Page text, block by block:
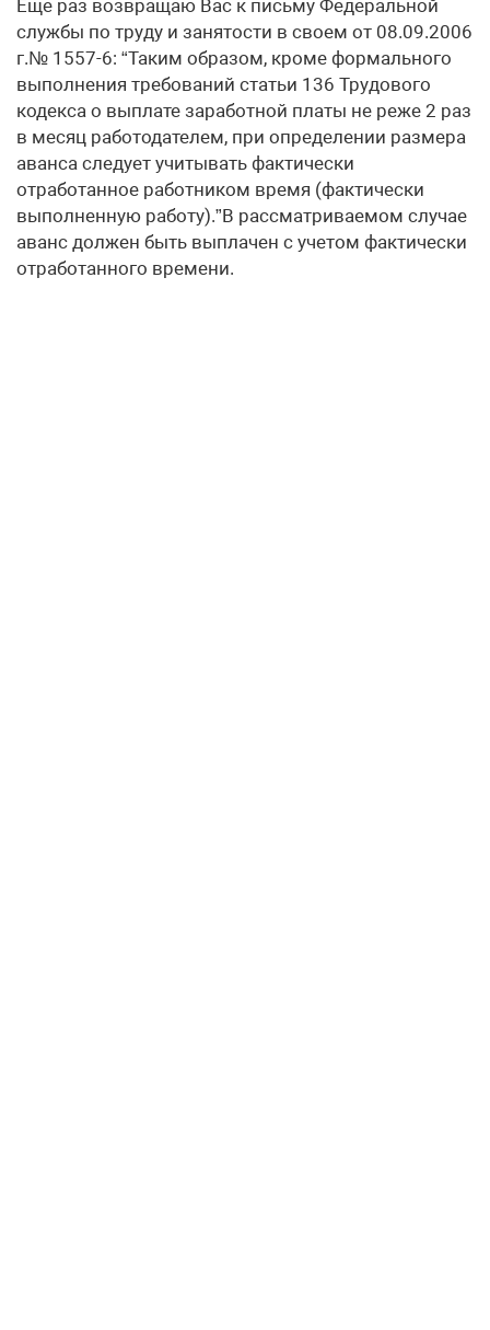
Еще раз возвращаю Вас к письму Федеральной
службы по труду и занятости в своем от 08.09.2006
г.№ 1557-6: “Таким образом, кроме формального
выполнения требований статьи 136 Трудового
кодекса о выплате заработной платы не реже 2 раз
в месяц работодателем, при определении размера
аванса следует учитывать фактически
отработанное работником время (фактически
выполненную работу).”В рассматриваемом случае
аванс должен быть выплачен с учетом фактически
отработанного времени.